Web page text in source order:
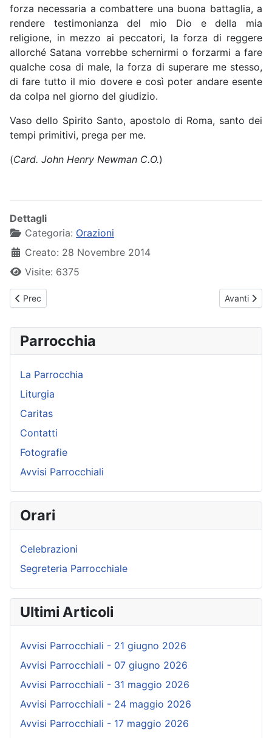
forza necessaria a combattere una buona battaglia, a
rendere testimonianza del mio Dio e della mia
religione, in mezzo ai peccatori, la forza di reggere
allorché Satana vorrebbe schernirmi o forzarmi a fare
qualche cosa di male, la forza di superare me stesso,
di fare tutto il mio dovere e così poter andare esente
da colpa nel giorno del giudizio.
Vaso dello Spirito Santo, apostolo di Roma, santo dei
tempi primitivi, prega per me.
(Card. John Henry Newman C.O.)
Dettagli
Categoria: Orazioni
Creato: 28 Novembre 2014
Visite: 6375
Articolo precedente: Preghiera a nostra Signora di Lourdes
Prec Articolo
Avanti
Parrocchia
La Parrocchia
Liturgia
Caritas
Contatti
Fotografie
Avvisi Parrocchiali
Orari
Celebrazioni
Segreteria Parrocchiale
Ultimi Articoli
Avvisi Parrocchiali - 21 giugno 2026
Avvisi Parrocchiali - 07 giugno 2026
Avvisi Parrocchiali - 31 maggio 2026
Avvisi Parrocchiali - 24 maggio 2026
Avvisi Parrocchiali - 17 maggio 2026